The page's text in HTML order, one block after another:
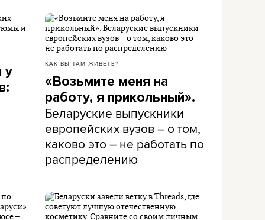
у
КАК ВЫ ТАМ ЖИВЕТЕ?
«Возьмите меня на
работу, я прикольный».
Беларуские выпускники
европейских вузов – о том,
каково это – не работать по
распределению